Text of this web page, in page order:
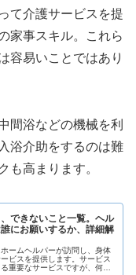
て介護サービスを提
家事スキル。これら
容易いことではあり
間浴などの機械を利
浴介助をするのは難
も高まります。
できないこと一覧。ヘル
にお願いするか、詳細解
ームヘルパーが訪問し、身体
ビスを提供します。サービス
重要なサービスですが、何で